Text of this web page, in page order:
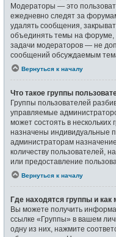
Модераторы — это
ежедневно следят за
удалять сообщения,
объединять темы на форуме,
задачи модераторов — не
сообщений обсуждаемым
Вернуться к началу
Что такое группы
Группы пользователей
управляемые
может состоять в нескольких
назначены индивидуальные
администраторам
количеству пользователей,
или предоставление
Вернуться к началу
Где находятся группы и как
Вы можете получить
ссылке «Группы» в вашем
одну из них, нажмите